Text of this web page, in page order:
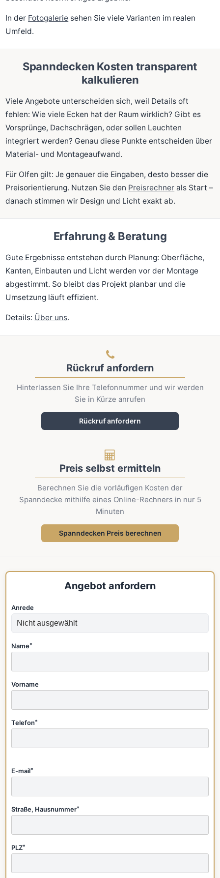
In der Fotogalerie sehen Sie viele Varianten im realen
Umfeld.
Spanndecken Kosten transparent
kalkulieren
Viele Angebote unterscheiden sich, weil Details oft
fehlen: Wie viele Ecken hat der Raum wirklich? Gibt es
Vorsprünge, Dachschrägen, oder sollen Leuchten
integriert werden? Genau diese Punkte entscheiden über
Material- und Montageaufwand.
Für Olfen gilt: Je genauer die Eingaben, desto besser die
Preisorientierung. Nutzen Sie den Preisrechner als Start –
danach stimmen wir Design und Licht exakt ab.
Erfahrung & Beratung
Gute Ergebnisse entstehen durch Planung: Oberfläche,
Kanten, Einbauten und Licht werden vor der Montage
abgestimmt. So bleibt das Projekt planbar und die
Umsetzung läuft effizient.
Details: Über uns.
Rückruf anfordern
Hinterlassen Sie Ihre Telefonnummer und wir werden
Sie in Kürze anrufen
Rückruf anfordern
Preis selbst ermitteln
Berechnen Sie die vorläufigen Kosten der
Spanndecke mithilfe eines Online-Rechners in nur 5
Minuten
Spanndecken Preis berechnen
Angebot anfordern
Anrede
Name*
Vorname
Telefon*
E-mail*
Straße, Hausnummer*
PLZ*